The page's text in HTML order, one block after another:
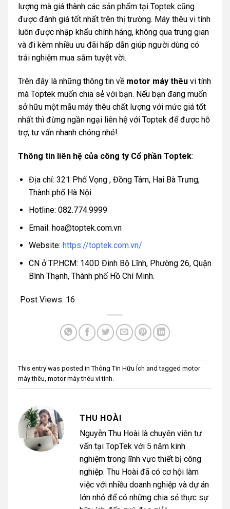
lượng mà giá thành các sản phẩm tại Toptek cũng
được đánh giá tốt nhất trên thị trường. Máy thêu vi tính
luôn được nhập khẩu chính hãng, không qua trung gian
và đi kèm nhiều ưu đãi hấp dẫn giúp người dùng có
trải nghiệm mua sắm tuyệt vời.
Trên đây là những thông tin về motor máy thêu vi tính
mà Toptek muốn chia sẻ với bạn. Nếu bạn đang muốn
sở hữu một mẫu máy thêu chất lượng với mức giá tốt
nhất thì đừng ngần ngại liên hệ với Toptek để được hỗ
trợ, tư vấn nhanh chóng nhé!
Thông tin liên hệ của công ty Cổ phần Toptek:
Địa chỉ: 321 Phố Vọng , Đồng Tâm, Hai Bà Trưng,
Thành phố Hà Nội
Hotline: 082.774.9999
Email: hoa@toptek.com.vn
Website: https://toptek.com.vn/
CN ở TP.HCM: 140D Đinh Bộ Lĩnh, Phường 26, Quận
Bình Thạnh, Thành phố Hồ Chí Minh.
Post Views: 16
This entry was posted in Thông Tin Hữu Ích and tagged motor
máy thêu, motor máy thêu vi tính.
THU HOÀI
Nguyễn Thu Hoài là chuyên viên tư
vấn tại TopTek với 5 năm kinh
nghiệm trong lĩnh vực thiết bị công
nghiệp. Thu Hoài đã có cơ hội làm
việc với nhiều doanh nghiệp và dự án
lớn nhỏ để có những chia sẻ thực sự